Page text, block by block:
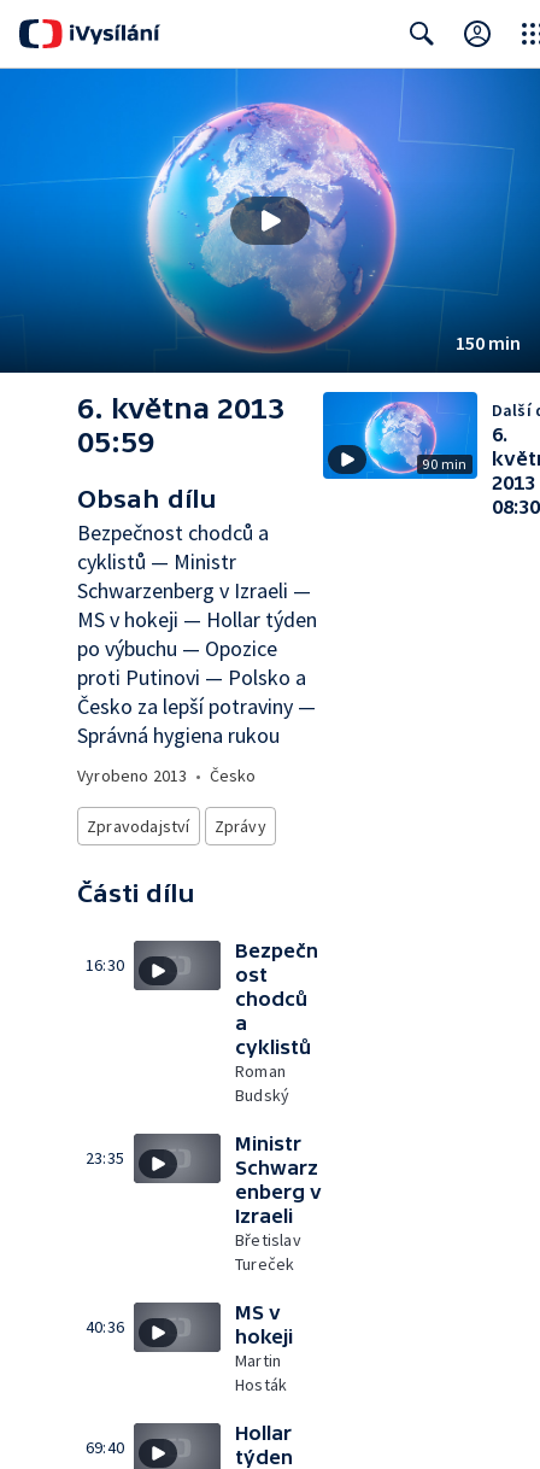
150 min
6. května 2013
05:59
Obsah dílu
Bezpečnost chodců a
cyklistů — Ministr
Schwarzenberg v Izraeli —
MS v hokeji — Hollar týden
po výbuchu — Opozice
proti Putinovi — Polsko a
Česko za lepší potraviny —
Správná hygiena rukou
Vyrobeno 2013 • Česko
Zpravodajství Zprávy
Části dílu
16:30
Bezpečn
ost
chodců
a
cyklistů
Roman
Budský
23:35
Ministr
Schwarz
enberg v
Izraeli
Břetislav
Tureček
40:36
MS v
hokeji
Martin
Hosták
69:40
Hollar
týden
90 min
Další
6.
2013
08:30